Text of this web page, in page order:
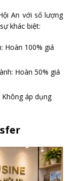
An với số lượng
khác biệt:
Hoàn 100% giá
Hoàn 50% giá
áp dụng